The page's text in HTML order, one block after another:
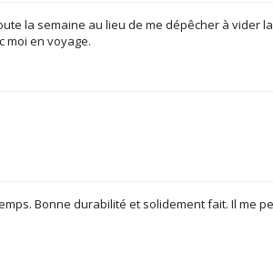
la semaine au lieu de me dépêcher à vider
moi en voyage.
Bonne durabilité et solidement fait. Il me